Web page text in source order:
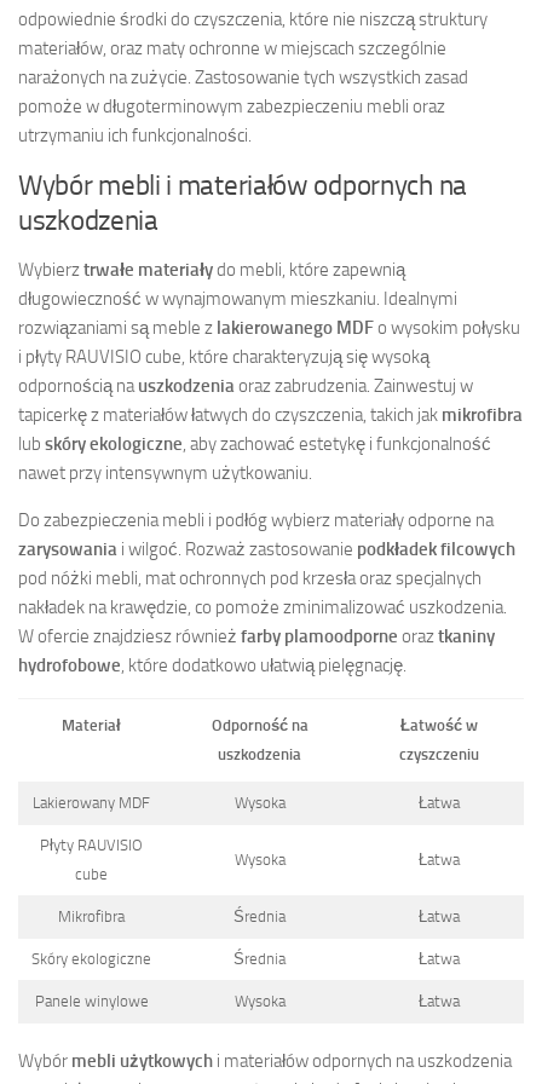
odpowiednie środki do czyszczenia, które nie niszczą struktury
materiałów, oraz maty ochronne w miejscach szczególnie
narażonych na zużycie. Zastosowanie tych wszystkich zasad
pomoże w długoterminowym zabezpieczeniu mebli oraz
utrzymaniu ich funkcjonalności.
Wybór mebli i materiałów odpornych na
uszkodzenia
Wybierztrwałe materiałydo mebli, które zapewnią
długowieczność w wynajmowanym mieszkaniu. Idealnymi
rozwiązaniami są meble z lakierowanego MDFo wysokim połysku
i płyty RAUVISIO cube, które charakteryzują się wysoką
odpornością na uszkodzenia oraz zabrudzenia. Zainwestuj w
tapicerkę z materiałów łatwych do czyszczenia, takich jak mikrofibra
lub skóry ekologiczne , aby zachować estetykę i funkcjonalność
nawet przy intensywnym użytkowaniu.
Do zabezpieczenia mebli i podłóg wybierz materiały odporne na
zarysowania i wilgoć. Rozważ zastosowanie podkładek filcowych
pod nóżki mebli, mat ochronnych pod krzesła oraz specjalnych
nakładek na krawędzie, co pomoże zminimalizować uszkodzenia.
W ofercie znajdziesz również farby plamoodporne oraztkaniny
hydrofobowe , które dodatkowo ułatwią pielęgnację.
Materiał
Odporność na
uszkodzenia
Łatwość w
czyszczeniu
Lakierowany MDF Wysoka Łatwa
Płyty RAUVISIO
cube
Wysoka Łatwa
Mikrofibra Średnia Łatwa
Skóry ekologiczne Średnia Łatwa
Panele winylowe Wysoka Łatwa
Wybór mebli użytkowych i materiałów odpornych na uszkodzenia